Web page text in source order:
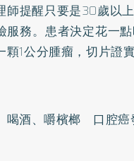
師提醒只要是30歲以
服務。患者決定花一
顆1公分腫瘤，切片證
喝酒、嚼檳榔 口腔癌